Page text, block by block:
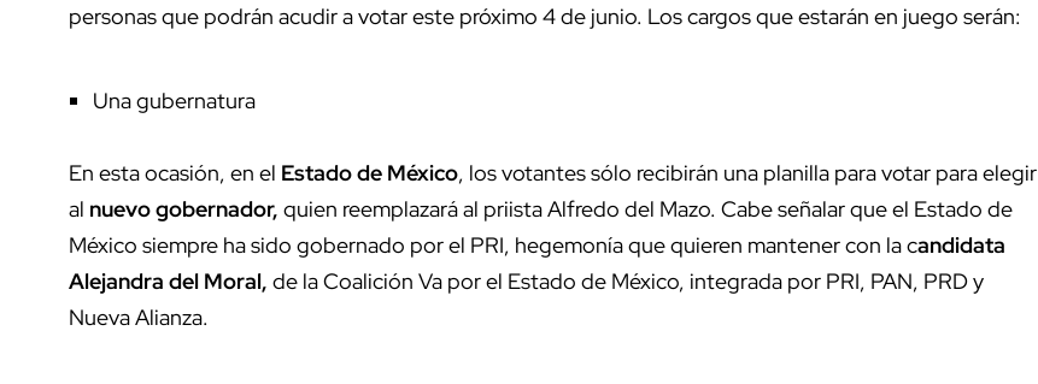
personas que podrán acudir a votar este próximo 4 de junio. Los cargos que estarán en juego serán:
Una gubernatura
En esta ocasión, en el Estado de México, los votantes sólo recibirán una planilla para votar para elegir
al nuevo gobernador, quien reemplazará al priista Alfredo del Mazo. Cabe señalar que el Estado de
México siempre ha sido gobernado por el PRI, hegemonía que quieren mantener con la candidata
Alejandra del Moral, de la Coalición Va por el Estado de México, integrada por PRI, PAN, PRD y
Nueva Alianza.